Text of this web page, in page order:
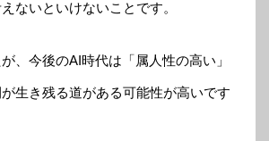
ないといけないことです。
、今後のAI時代は「属人性の高い」
生き残る道がある可能性が高いです